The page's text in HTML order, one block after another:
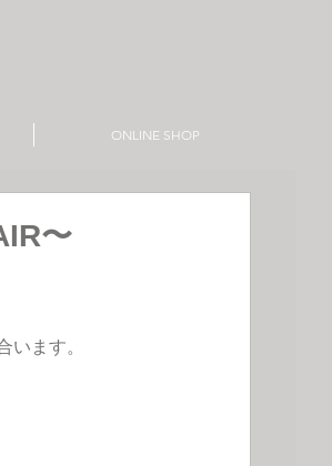
ONLINE SHOP
〜
ます。